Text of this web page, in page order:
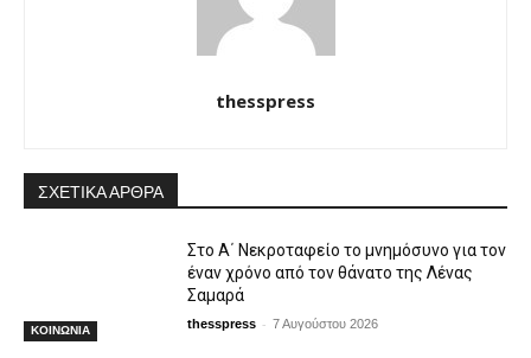
thesspress
ΣΧΕΤΙΚΑ ΑΡΘΡΑ
ΚΟΙΝΩΝΙΑ
Στο Α΄ Νεκροταφείο το μνημόσυνο για τον
έναν χρόνο από τον θάνατο της Λένας
Σαμαρά
thesspress - 7 Αυγούστου 2026